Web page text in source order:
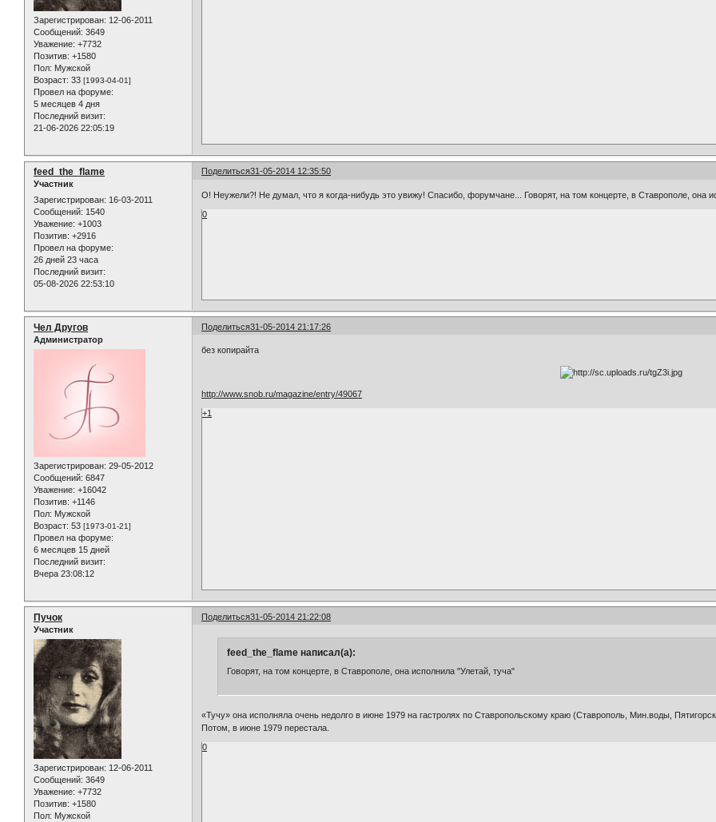
Зарегистрирован: 12-06-2011
Сообщений: 3649
Уважение: +7732
Позитив: +1580
Пол: Мужской
Возраст: 33 [1993-04-01]
Провел на форуме:
5 месяцев 4 дня
Последний визит:
21-06-2026 22:05:19
Поделиться31-05-2014 12:35:50
feed_the_flame
Участник
Зарегистрирован: 16-03-2011
Сообщений: 1540
Уважение: +1003
Позитив: +2916
Провел на форуме:
26 дней 23 часа
Последний визит:
05-08-2026 22:53:10
О! Неужели?! Не думал, что я когда-нибудь это увижу! Спасибо, форумчане... Говорят, на том концерте, в Ставрополе, она
0
Поделиться31-05-2014 21:17:26
Чел Другов
Администратор
Зарегистрирован: 29-05-2012
Сообщений: 6847
Уважение: +16042
Позитив: +1146
Пол: Мужской
Возраст: 53 [1973-01-21]
Провел на форуме:
6 месяцев 15 дней
Последний визит:
Вчера 23:08:12
без копирайта
http://www.snob.ru/magazine/entry/49067
+1
Поделиться31-05-2014 21:22:08
Пучок
Участник
Зарегистрирован: 12-06-2011
Сообщений: 3649
Уважение: +7732
Позитив: +1580
Пол: Мужской
feed_the_flame написал(а):
Говорят, на том концерте, в Ставрополе, она исполнила "Улетай, туча"
«Тучу» она исполняла очень недолго в июне 1979 на гастролях по Ставропольскому краю (Ставрополь, Мин.воды,
Потом, в июне 1979 перестала.
0